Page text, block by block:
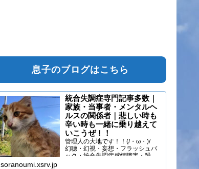
息子のブログはこちら
統合失調症専門記事多数｜
家族・当事者・メンタルヘ
ルスの関係者｜悲しい時も
辛い時も一緒に乗り越えて
いこうぜ！！
管理人の大地です！！(/・ω・)/
幻聴・幻視・妄想・フラッシュバ
ック・統合失調症感情障害・躁う
soranoumi.xsrv.jp